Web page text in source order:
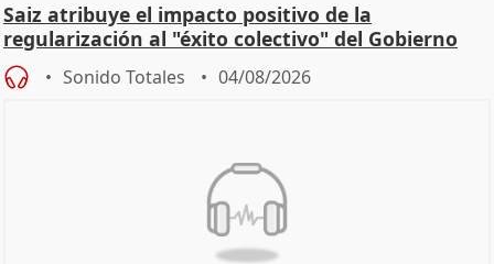
Saiz atribuye el impacto positivo de la
regularización al "éxito colectivo" del Gobierno
Sonido Totales 04/08/2026